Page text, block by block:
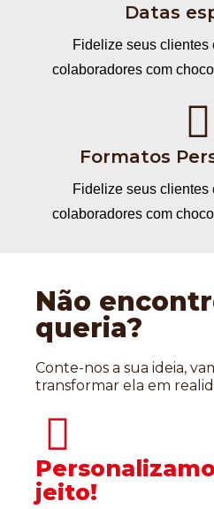
Datas
Fidelize seus clientes
colaboradores com
Formatos
Fidelize seus clientes
colaboradores com
Não
queria?
Conte-nos a sua ideia,
transformar ela em
jeito!